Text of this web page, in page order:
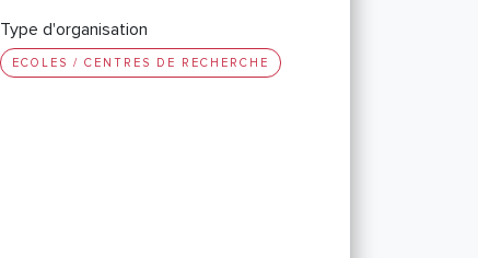
Type d'organisation
ECOLES / CENTRES DE RECHERCHE